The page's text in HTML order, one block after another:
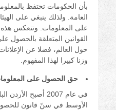
بأن الحكومات تحتفظ
العامة. ولذلك ينبغي على
على المعلومات. وتنعكس هذه
القوانين المتعلقة بالحصول
حول العالم، فضلا عن
وزنا كبيرا لهذا المفهوم.
حق الحصول على
في عام 2007 أصبح
الأوسط في سنّ قانون